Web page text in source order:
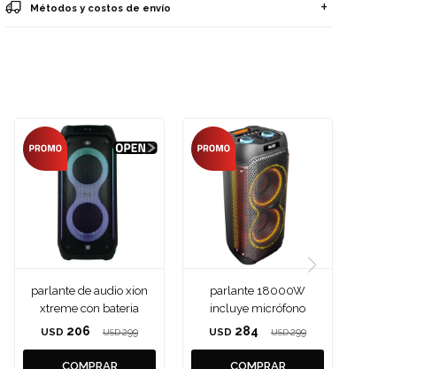
Métodos y costos de envío
parlante de audio xion
xtreme con bateria
USD 206 USD 299
parlante 18000W
incluye micrófono
USD 284 USD 299